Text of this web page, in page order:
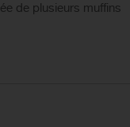
de plusieurs muffins